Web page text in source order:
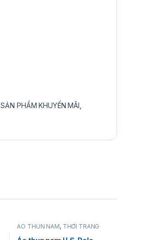
,SẢN PHẨM KHUYẾN MÃI
ÁO THUN NAM, THỜI TRANG